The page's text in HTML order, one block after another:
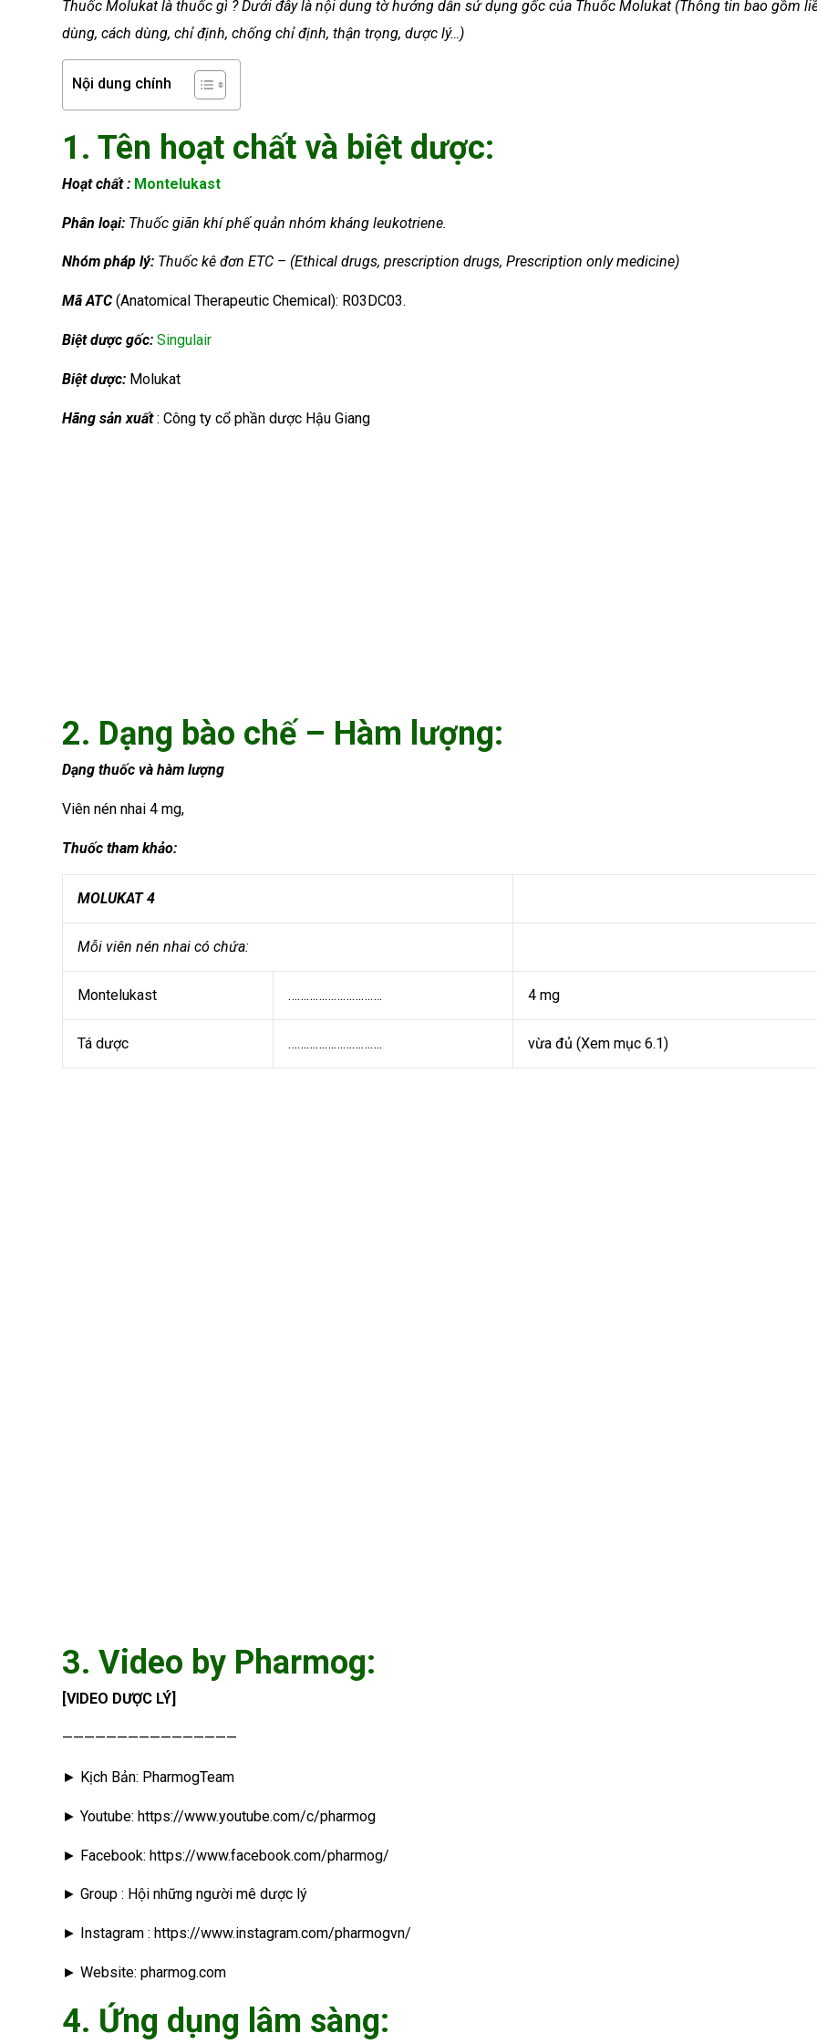
Thuốc Molukat là thuốc gì ? Dưới đây là nội dung tờ hướng dẫn sử dụng gốc của Thuốc Molukat (Thông tin bao gồm
dùng, cách dùng, chỉ định, chống chỉ định, thận trọng, dược lý…)
Nội dung chính
1. Tên hoạt chất và biệt dược:
Hoạt chất : Montelukast
Phân loại: Thuốc giãn khí phế quản nhóm kháng leukotriene.
Nhóm pháp lý: Thuốc kê đơn ETC – (Ethical drugs, prescription drugs, Prescription only medicine)
Mã ATC(Anatomical Therapeutic Chemical): R03DC03.
Biệt dược gốc: Singulair
Biệt dược: Molukat
Hãng sản xuất: Công ty cổ phần dược Hậu Giang
2. Dạng bào chế – Hàm lượng:
Dạng thuốc và hàm lượng
Viên nén nhai 4 mg,
Thuốc tham khảo:
MOLUKAT 4
Mỗi viên nén nhai có chứa:
Montelukast …………………………. 4 mg
Tá dược …………………………. vừa đủ (Xem mục 6.1)
3. Video by Pharmog:
[VIDEO DƯỢC LÝ]
————————————————
► Kịch Bản: PharmogTeam
► Youtube: https://www.youtube.com/c/pharmog
► Facebook: https://www.facebook.com/pharmog/
► Group : Hội những người mê dược lý
► Instagram : https://www.instagram.com/pharmogvn/
► Website: pharmog.com
4. Ứng dụng lâm sàng: